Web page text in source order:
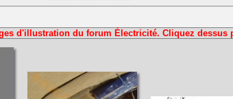
d'illustration du forum Électricité. Cliquez dessus